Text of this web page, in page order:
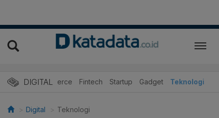
DIGITAL
E-Commerce Fintech Startup Gadget Teknologi
Digital Teknologi